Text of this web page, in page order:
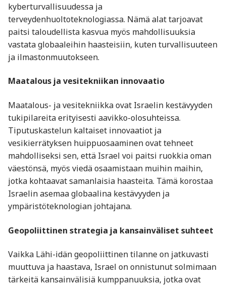
kyberturvallisuudessa ja
terveydenhuoltoteknologiassa. Nämä alat tarjoavat
paitsi taloudellista kasvua myös mahdollisuuksia
vastata globaaleihin haasteisiin, kuten turvallisuuteen
ja ilmastonmuutokseen.
Maatalous ja vesitekniikan innovaatio
Maatalous- ja vesitekniikka ovat Israelin kestävyyden
tukipilareita erityisesti aavikko-olosuhteissa.
Tiputuskastelun kaltaiset innovaatiot ja
vesikierrätyksen huippuosaaminen ovat tehneet
mahdolliseksi sen, että Israel voi paitsi ruokkia oman
väestönsä, myös viedä osaamistaan muihin maihin,
jotka kohtaavat samanlaisia haasteita. Tämä korostaa
Israelin asemaa globaalina kestävyyden ja
ympäristöteknologian johtajana.
Geopoliittinen strategia ja kansainväliset suhteet
Vaikka Lähi-idän geopoliittinen tilanne on jatkuvasti
muuttuva ja haastava, Israel on onnistunut solmimaan
tärkeitä kansainvälisiä kumppanuuksia, jotka ovat